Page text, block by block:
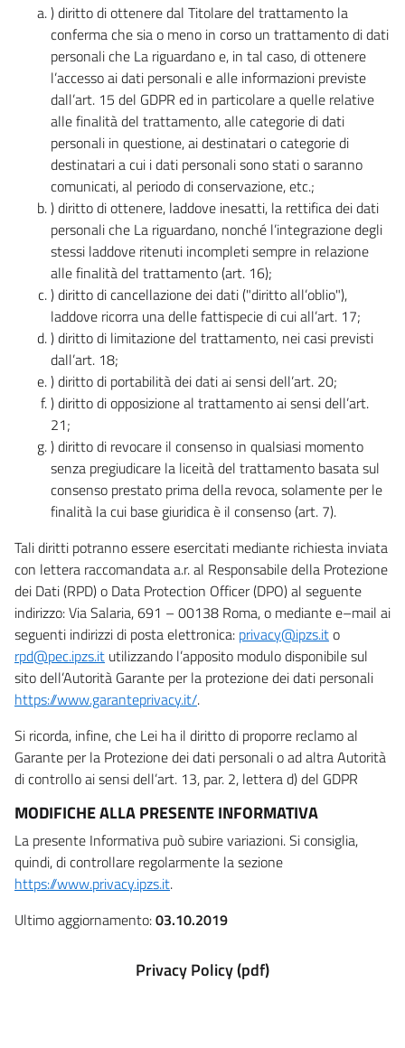
) diritto di ottenere dal Titolare del trattamento la
conferma che sia o meno in corso un trattamento di dati
personali che La riguardano e, in tal caso, di ottenere
l’accesso ai dati personali e alle informazioni previste
dall’art. 15 del GDPR ed in particolare a quelle relative
alle finalità del trattamento, alle categorie di dati
personali in questione, ai destinatari o categorie di
destinatari a cui i dati personali sono stati o saranno
comunicati, al periodo di conservazione, etc.;
) diritto di ottenere, laddove inesatti, la rettifica dei dati
personali che La riguardano, nonché l’integrazione degli
stessi laddove ritenuti incompleti sempre in relazione
alle finalità del trattamento (art. 16);
) diritto di cancellazione dei dati ("diritto all’oblio"),
laddove ricorra una delle fattispecie di cui all’art. 17;
) diritto di limitazione del trattamento, nei casi previsti
dall’art. 18;
) diritto di portabilità dei dati ai sensi dell’art. 20;
) diritto di opposizione al trattamento ai sensi dell’art.
21;
) diritto di revocare il consenso in qualsiasi momento
senza pregiudicare la liceità del trattamento basata sul
consenso prestato prima della revoca, solamente per le
finalità la cui base giuridica è il consenso (art. 7).
Tali diritti potranno essere esercitati mediante richiesta inviata
con lettera raccomandata a.r. al Responsabile della Protezione
dei Dati (RPD) o Data Protection Officer (DPO) al seguente
indirizzo: Via Salaria, 691 – 00138 Roma, o mediante e–mail ai
seguenti indirizzi di posta elettronica: privacy@ipzs.ito
rpd@pec.ipzs.it utilizzando l’apposito modulo disponibile sul
sito dell’Autorità Garante per la protezione dei dati personali
https://www.garanteprivacy.it/.
Si ricorda, infine, che Lei ha il diritto di proporre reclamo al
Garante per la Protezione dei dati personali o ad altra Autorità
di controllo ai sensi dell’art. 13, par. 2, lettera d) del GDPR
MODIFICHE ALLA PRESENTE INFORMATIVA
La presente Informativa può subire variazioni. Si consiglia,
quindi, di controllare regolarmente la sezione
https://www.privacy.ipzs.it.
Ultimo aggiornamento:03.10.2019
Privacy Policy (pdf)